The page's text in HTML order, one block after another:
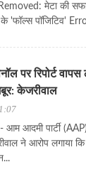
मेटा की
के 'फॉल्स पॉजिटिव'
पर रिपोर्ट
केजरीवाल
आम आदमी पार्टी
ने आरोप लगाया